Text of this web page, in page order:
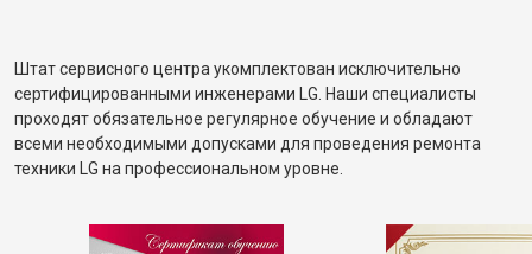
Штат сервисного центра укомплектован исключительно
сертифицированными инженерами LG. Наши специалисты
проходят обязательное регулярное обучение и обладают
всеми необходимыми допусками для проведения ремонта
техники LG на профессиональном уровне.